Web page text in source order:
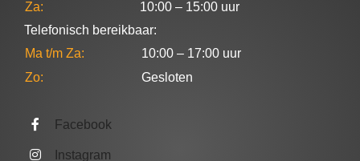
Za:
10:00 – 15:00 uur
Telefonisch bereikbaar:
Ma t/m Za:
10:00 – 17:00 uur
Zo:
Gesloten
Facebook
Instagram